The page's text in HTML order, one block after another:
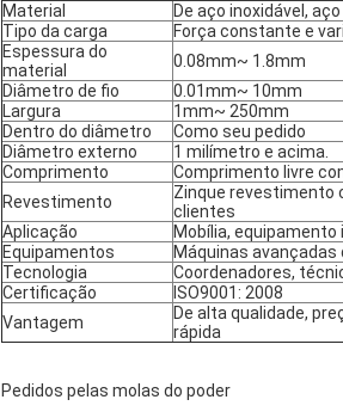
Material
De aço inoxidável,
Tipo da carga
Força constante e
Espessura do
material
0.08mm~ 1.8mm
Diâmetro de fio
0.01mm~ 10mm
Largura
1mm~ 250mm
Dentro do diâmetro
Como seu pedido
Diâmetro externo
1 milímetro e acima.
Comprimento
Comprimento livre
Revestimento
Zinque revestimento
clientes
Aplicação
Mobília,
Equipamentos
Máquinas avançadas
Tecnologia
Coordenadores,
Certificação
ISO9001: 2008
Vantagem
De alta qualidade,
rápida
Pedidos pelas molas do poder